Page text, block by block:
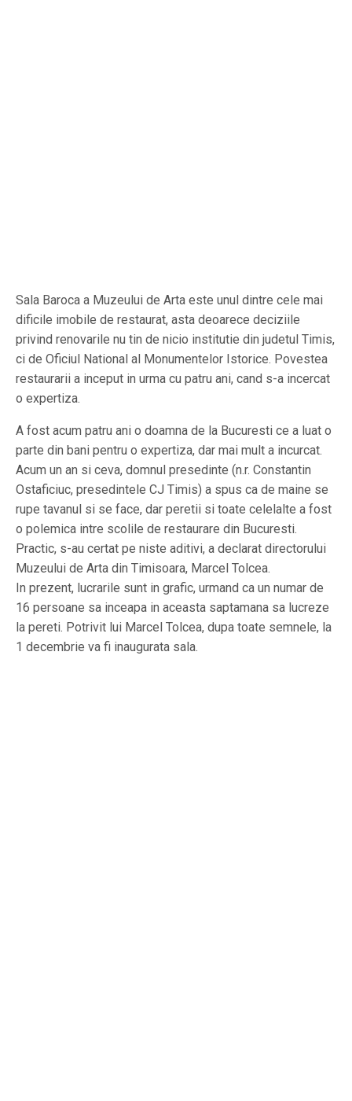
Sala Baroca a Muzeului de Arta este unul dintre cele mai
dificile imobile de restaurat, asta deoarece deciziile
privind renovarile nu tin de nicio institutie din judetul Timis,
ci de Oficiul National al Monumentelor Istorice. Povestea
restaurarii a inceput in urma cu patru ani, cand s-a incercat
o expertiza.
A fost acum patru ani o doamna de la Bucuresti ce a luat o
parte din bani pentru o expertiza, dar mai mult a incurcat.
Acum un an si ceva, domnul presedinte (n.r. Constantin
Ostaficiuc, presedintele CJ Timis) a spus ca de maine se
rupe tavanul si se face, dar peretii si toate celelalte a fost
o polemica intre scolile de restaurare din Bucuresti.
Practic, s-au certat pe niste aditivi, a declarat directorului
Muzeului de Arta din Timisoara, Marcel Tolcea.
In prezent, lucrarile sunt in grafic, urmand ca un numar de
16 persoane sa inceapa in aceasta saptamana sa lucreze
la pereti. Potrivit lui Marcel Tolcea, dupa toate semnele, la
1 decembrie va fi inaugurata sala.